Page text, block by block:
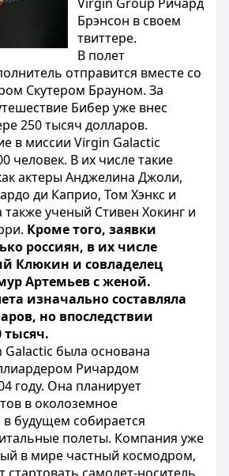
Брэнсон в своем
твиттере.
В полет
отправится вместе со
Скутером Брауном. За
Бибер уже внес
250 тысяч долларов.
в миссии Virgin Galactic
человек. В их числе такие
актеры Анджелина Джоли,
ди Каприо, Том Хэнкс и
ученый Стивен Хокинг и
Кроме того, заявки
россиян, в их числе
Клюкин и совладелец
Артемьев с женой.
изначально составляла
но впоследствии
тысяч.
была основана
Ричардом
году. Она планирует
в околоземное
в будущем собирается
полеты. Компания уже
в мире частный космодром,